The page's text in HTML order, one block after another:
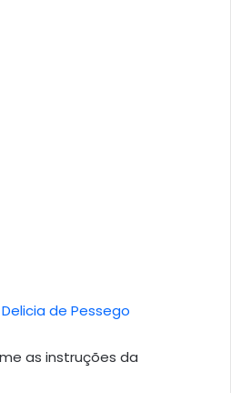
Delicia de Pessego
as instruções da